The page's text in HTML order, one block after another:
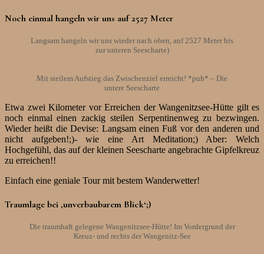
Noch einmal hangeln wir uns auf 2527 Meter
Langsam hangeln wir uns wieder nach oben, auf 2527 Meter bis
zur unteren Seescharte)
Mit steilem Aufstieg das Zwischenziel erreicht! *puh* – Die
untere Seescharte
Etwa zwei Kilometer vor Erreichen der Wangenitzsee-Hütte gilt es
noch einmal einen zackig steilen Serpentinenweg zu bezwingen.
Wieder heißt die Devise: Langsam einen Fuß vor den anderen und
nicht aufgeben!;)- wie eine Art Meditation;) Aber: Welch
Hochgefühl, das auf der kleinen Seescharte angebrachte Gipfelkreuz
zu erreichen!!
Einfach eine geniale Tour mit bestem Wanderwetter!
Traumlage bei ‚unverbaubarem Blick‘;)
Die traumhaft gelegene Wangenitzsee-Hütte! Im Vordergrund der
Kreuz- und rechts der Wangenitz-See